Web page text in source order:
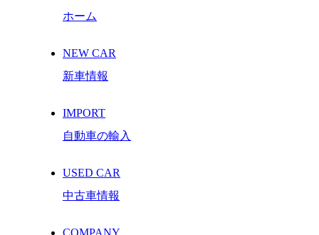
ホーム
NEW CAR
新車情報
IMPORT
自動車の輸入
USED CAR
中古車情報
COMPANY